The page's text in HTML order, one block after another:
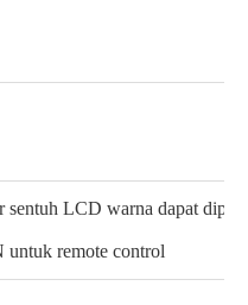
sentuh LCD warna dapat
untuk remote control